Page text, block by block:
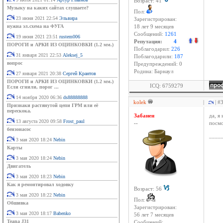
Музыку на каких сайтах слушаете?
23 июня 2021 22:54 Эльвира
нужна эл.схема на ФУГА
19 июня 2021 23:51 rustem006
ПОРОГИ и АРКИ ИЗ ОЦИНКОВКИ (1.2 мм.)
31 января 2021 22:53 Aleksej_5
вопрос
27 января 2021 20:38 Сергей Крантов
ПОРОГИ и АРКИ ИЗ ОЦИНКОВКИ (1.2 мм.)
Если сгнили, порог ...
14 ноября 2020 06:36 ds88888888
Признаки растянутой цепи ГРМ или её
перескока.
13 августа 2020 09:58 Frost_paul
бензонасос
3 мая 2020 18:24 Nebin
Карты
3 мая 2020 18:24 Nebin
Двигатель
3 мая 2020 18:23 Nebin
Как я ремонтировал ходовку
3 мая 2020 18:22 Nebin
Обшивка
3 мая 2020 18:17 Babenko
Teana J31
Пол:
Зарегистрирован:
18 лет 9 месяцев
Сообщений: 1261
Репутация: 4
Поблагодарил: 226
Поблагодарили: 187
Предупреждений: 0
Родина: Барнаул
ICQ: 6759279
kolek | |
Забанен
--
Возраст: 56
Пол:
Зарегистрирован:
56 лет 7 месяцев
да, я